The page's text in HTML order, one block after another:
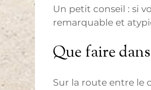
Un petit conseil : si
remarquable et
Que faire
Sur la route entre le